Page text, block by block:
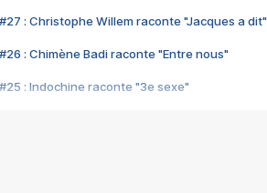
#27 : Christophe Willem raconte "Jacques a dit"
#26 : Chimène Badi raconte "Entre nous"
#25 : Indochine raconte "3e sexe"